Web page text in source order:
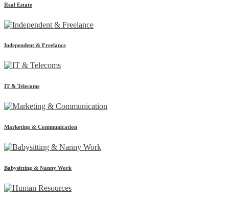
Real Estate
Independent & Freelance
IT & Telecoms
Marketing & Communication
Babysitting & Nanny Work